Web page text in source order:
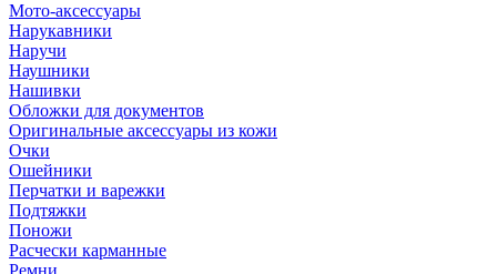
Мото-аксессуары
Нарукавники
Наручи
Наушники
Нашивки
Обложки для документов
Оригинальные аксессуары из кожи
Очки
Ошейники
Перчатки и варежки
Подтяжки
Поножи
Расчески карманные
Ремни